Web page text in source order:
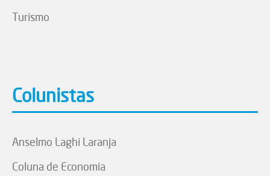
Turismo
Colunistas
Anselmo Laghi Laranja
Coluna de Economia